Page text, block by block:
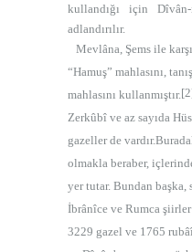
kullandığı için
adlandırılır.
Mevlâna, Şems ile
“Hamuş” mahlasını,
mahlasını kullanmıştır.
Zerkûbî ve az sayıda
gazeller de
olmakla beraber,
yer tutar. Bundan başka,
İbrânîce ve Rumca şiirler
3229 gazel ve 1765